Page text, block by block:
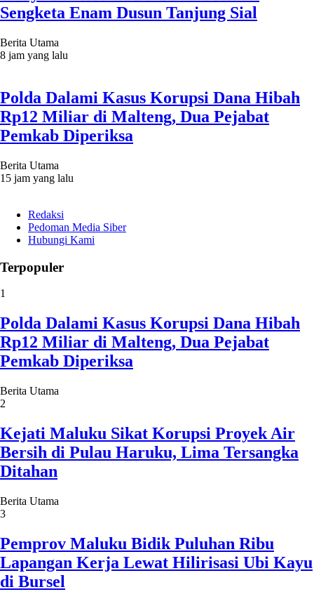
Sengketa Enam Dusun Tanjung Sial
Berita Utama
8 jam yang lalu
Polda Dalami Kasus Korupsi Dana Hibah
Rp12 Miliar di Malteng, Dua Pejabat
Pemkab Diperiksa
Berita Utama
15 jam yang lalu
Redaksi
Pedoman Media Siber
Hubungi Kami
Terpopuler
1
Polda Dalami Kasus Korupsi Dana Hibah
Rp12 Miliar di Malteng, Dua Pejabat
Pemkab Diperiksa
Berita Utama
2
Kejati Maluku Sikat Korupsi Proyek Air
Bersih di Pulau Haruku, Lima Tersangka
Ditahan
Berita Utama
3
Pemprov Maluku Bidik Puluhan Ribu
Lapangan Kerja Lewat Hilirisasi Ubi Kayu
di Bursel